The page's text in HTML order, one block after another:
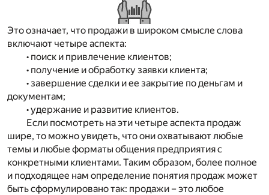
Это означает, что продажи в широком смысле слова
включают четыре аспекта:
• поиск и привлечение клиентов;
• получение и обработку заявки клиента;
• завершение сделки и ее закрытие по деньгам и
документам;
• удержание и развитие клиентов.
Если посмотреть на эти четыре аспекта продаж
шире, то можно увидеть, что они охватывают любые
темы и любые форматы общения предприятия с
конкретными клиентами. Таким образом, более полное
и подходящее нам определение понятия продаж может
быть сформулировано так: продажи – это любое